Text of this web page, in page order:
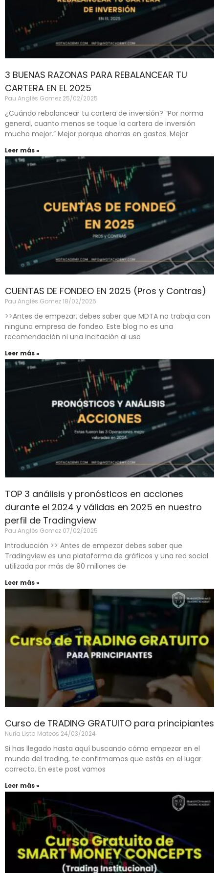
3 BUENAS RAZONAS PARA REBALANCEAR TU
CARTERA EN EL 2025
Pau Anglès Gomez 25/02/2025
¿Cuándo rebalancear tu cartera de inversión? “Por norma
general, cuanto menos se toque la cartera de inversión
mucho mejor.” Mejor porque ahorras en gastos. Mejor
Leer más »
CUENTAS DE FONDEO EN 2025 (Pros y Contras)
Pau Anglès Gomez18/02/2025
>>Antes de empezar, debes saber que MDTA no trabaja con
ninguna empresa de fondeo. Este blog no es una
recomendación ni una incitación al uso
Leer más »
TOP 3 análisis y pronósticos en acciones
durante el 2024 y válidas en 2025 en nuestro
perfil de Tradingview
Pau Anglès Gomez 07/02/2025
Introducción >> Antes de empezar debes saber que
Tradingview es una plataforma de gráficos y una red social
utilizada por más de 90 millones de
Leer más »
Curso de TRADING GRATUITO para principiantes
Nuria Lista Mateos 24/03/2024
Si has llegado hasta aquí buscando cómo empezar en el
mundo del trading, te confirmamos que estás en el lugar
correcto. En este post vamos
Leer más »